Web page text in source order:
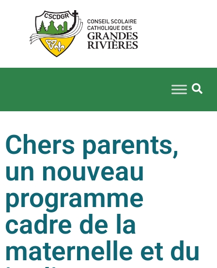
Chers parents,
un nouveau
programme
cadre de la
maternelle et du